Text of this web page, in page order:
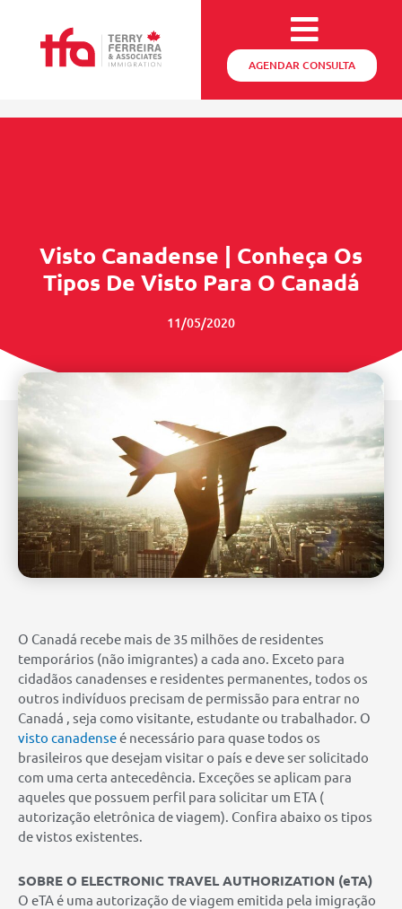
AGENDAR CONSULTA
Visto Canadense | Conheça Os
Tipos De Visto Para O Canadá
11/05/2020
O Canadá recebe mais de 35 milhões de residentes
temporários (não imigrantes) a cada ano. Exceto para
cidadãos canadenses e residentes permanentes, todos os
outros indivíduos precisam de permissão para entrar no
Canadá , seja como visitante, estudante ou trabalhador. O
visto canadenseé necessário para quase todos os
brasileiros que desejam visitar o país e deve ser solicitado
com uma certa antecedência. Exceções se aplicam para
aqueles que possuem perfil para solicitar um ETA (
autorização eletrônica de viagem). Confira abaixo os tipos
de vistos existentes.
SOBRE O ELECTRONIC TRAVEL AUTHORIZATION (eTA)
O eTA é uma autorização de viagem emitida pela imigração